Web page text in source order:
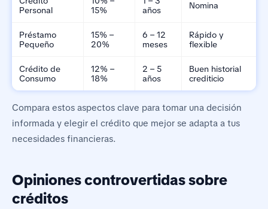
Personal
15%
años
Nomina
Préstamo
Pequeño
15% –
20%
6 – 12
meses
Rápido y
flexible
Crédito de
Consumo
12% –
18%
2 – 5
años
Buen historial
crediticio
Compara estos aspectos clave para tomar una decisión
informada y elegir el crédito que mejor se adapta a tus
necesidades financieras.
Opiniones controvertidas sobre
créditos